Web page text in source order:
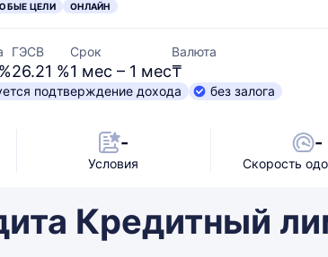
ЦЕЛИ ОНЛАЙН
ГЭСВ
26.21 %
Срок
1 мес – 1 мес
Валюта
₸
подтверждение дохода без залога
-
Условия
-
Скорость
Кредитный